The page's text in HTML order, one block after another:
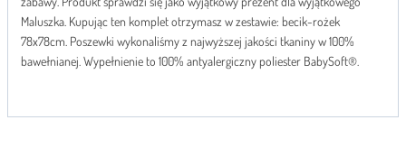
Maluszka. Kupując ten komplet otrzymasz w zestawie: becik-rożek
78x78cm. Poszewki wykonaliśmy z najwyższej jakości tkaniny w 100%
bawełnianej. Wypełnienie to 100% antyalergiczny poliester BabySoft®.